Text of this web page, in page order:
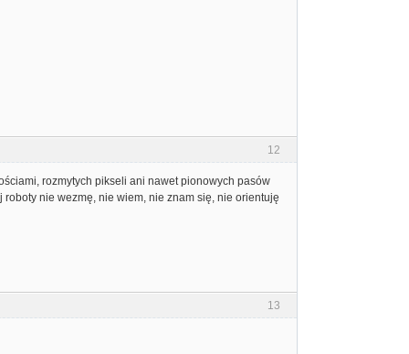
12
rozmytych pikseli ani nawet pionowych pasów
nie wezmę, nie wiem, nie znam się, nie orientuję
13